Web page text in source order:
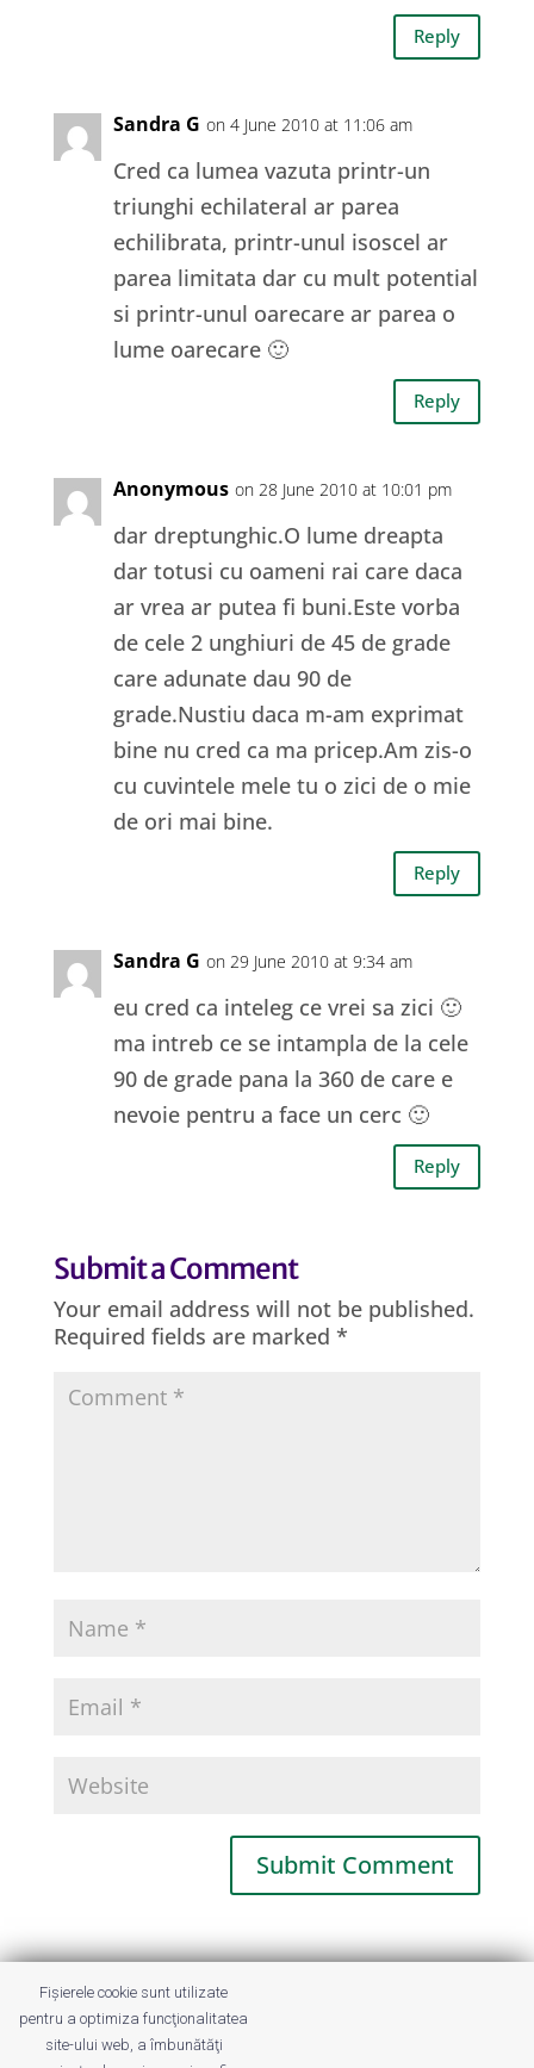
Reply
Sandra G on 4 June 2010 at 11:06 am
Cred ca lumea vazuta printr-un
triunghi echilateral ar parea
echilibrata, printr-unul isoscel ar
parea limitata dar cu mult potential
si printr-unul oarecare ar parea o
lume oarecare 🙂
Reply
Anonymous on 28 June 2010 at 10:01 pm
dar dreptunghic.O lume dreapta
dar totusi cu oameni rai care daca
ar vrea ar putea fi buni.Este vorba
de cele 2 unghiuri de 45 de grade
care adunate dau 90 de
grade.Nustiu daca m-am exprimat
bine nu cred ca ma pricep.Am zis-o
cu cuvintele mele tu o zici de o mie
de ori mai bine.
Reply
Sandra G on 29 June 2010 at 9:34 am
eu cred ca inteleg ce vrei sa zici 🙂
ma intreb ce se intampla de la cele
90 de grade pana la 360 de care e
nevoie pentru a face un cerc 🙂
Reply
Submit a Comment
Your email address will not be published.
Required fields are marked *
This site uses Akismet to reduce spam.
Learn how your comment data is
processed.
Fișierele cookie sunt utilizate
pentru a optimiza funcţionalitatea
site-ului web, a îmbunătăţi